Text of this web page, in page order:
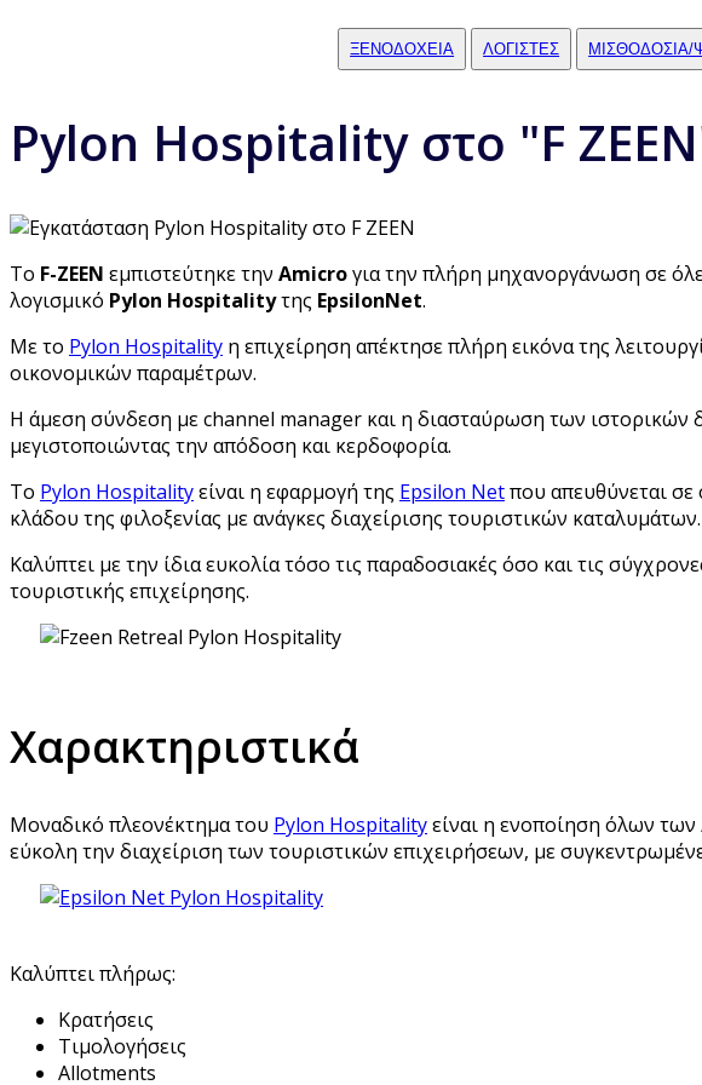
ΞΕΝΟΔΟΧΕΙΑ ΛΟΓΙΣΤΕΣ
Pylon Hospitality στο "F
Το F-ZEEN εμπιστεύτηκε την Amicroγια την πλήρη μηχανοργάνωση σε
λογισμικό Pylon Hospitalityτης EpsilonNet.
Με το Pylon Hospitality η επιχείρηση απέκτησε πλήρη εικόνα της
οικονομικών παραμέτρων.
Η άμεση σύνδεση με channel manager και η διασταύρωση των ιστορικών
μεγιστοποιώντας την απόδοση και κερδοφορία.
Το Pylon Hospitalityείναι η εφαρμογή της Epsilon Netπου απευθύνεται σε
κλάδου της φιλοξενίας με ανάγκες διαχείρισης τουριστικών καταλυμάτων.
Καλύπτει με την ίδια ευκολία τόσο τις παραδοσιακές όσο και τις
τουριστικής επιχείρησης.
Χαρακτηριστικά
Μοναδικό πλεονέκτημα του Pylon Hospitalityείναι η ενοποίηση όλων
εύκολη την διαχείριση των τουριστικών επιχειρήσεων, με
Καλύπτει πλήρως:
Κρατήσεις
Τιμολογήσεις
Allotments